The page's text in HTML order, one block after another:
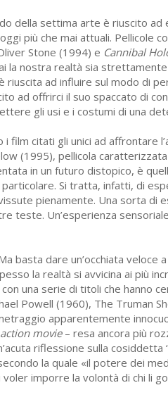
della settima arte è riuscito ad
più che mai attuali. Pellicole
Stone (1994) e Cannibal
la nostra realtà sia
riuscita ad influire sul modo di
ad offrirci il suo spaccato di
gli usi e i costumi di una
film citati gli unici ad affrontare
(1995), pellicola
in un futuro distopico, è
Si tratta, infatti, di
pienamente. Una sorta di
teste. Un’esperienza
basta dare un’occhiata
la realtà si avvicina ai più
una serie di titoli che hanno
Powell (1960), The Truman
apparentemente
action movie – resa ancora più
riflessione sulla
la quale «il potere dei
imporre la volontà di chi li